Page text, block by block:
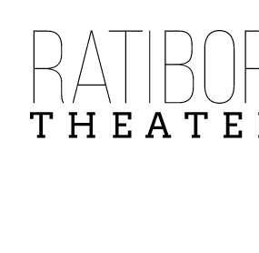
Navigation
überspringen